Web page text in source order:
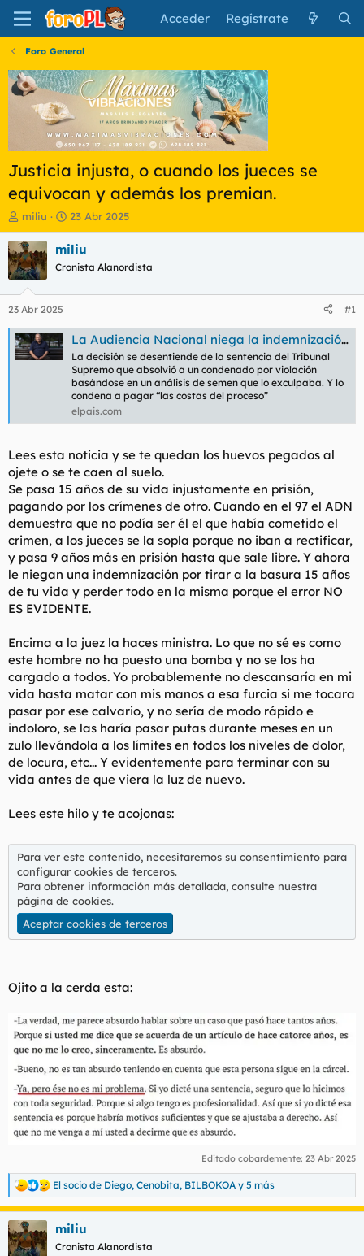
Acceder Regístrate
Foro General
Justicia injusta, o cuando los jueces se
equivocan y además los premian.
I
n
i
c
i
a
d
o
r
d
e
miliu
F
e
c
a
i
n
c
i
o
23 Abr 2025
miliu
Cronista Alanordista
23 Abr 2025 #1
La Audiencia Nacional niega la indemnización a un inocente que pasó 15 años en la cárcel porque considera que no es un “error judicial evidente”
La decisión se desentiende de la sentencia del Tribunal
Supremo que absolvió a un condenado por violación
basándose en un análisis de semen que lo exculpaba. Y lo
condena a pagar “las costas del proceso”
elpais.com
Lees esta noticia y se te quedan los huevos pegados al
ojete o se te caen al suelo.
Se pasa 15 años de su vida injustamente en prisión,
pagando por los crímenes de otro. Cuando en el 97 el ADN
demuestra que no podía ser él el que había cometido el
crimen, a los jueces se la sopla porque no iban a rectificar,
y pasa 9 años más en prisión hasta que sale libre. Y ahora
le niegan una indemnización por tirar a la basura 15 años
de tu vida y perder todo en la misma porque el error NO
ES EVIDENTE.
Encima a la juez la haces ministra. Lo que no sé es como
este hombre no ha puesto una bomba y no se los ha
cargado a todos. Yo probablemente no descansaría en mi
vida hasta matar con mis manos a esa furcia si me tocara
pasar por ese calvario, y no sería de modo rápido e
indoloro, se las haría pasar putas durante meses en un
zulo llevándola a los límites en todos los niveles de dolor,
de locura, etc... Y evidentemente para terminar con su
vida antes de que viera la luz de nuevo.
Lees este hilo y te acojonas:
Para ver este contenido, necesitaremos su consentimiento para
configurar cookies de terceros.
Para obtener información más detallada, consulte nuestra
página de cookies.
Aceptar cookies de terceros
Ojito a la cerda esta:
Editado cobardemente: 23 Abr 2025
R
e
c
c
El socio de Diego, Cenobita, BILBOKOA y 5 más
miliu
Cronista Alanordista